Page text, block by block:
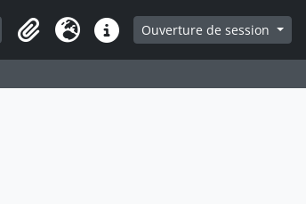
Search in browse page
Presse-papier
LangueLiens rapidesOuverture de session